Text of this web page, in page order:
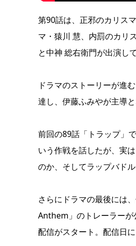
第90話は、正邪のカリス
マ・猿川 慧、内罰のカリ
と中神 総右衛門が出演して
ドラマのストーリーが進
達し、伊藤ふみやが主導
前回の89話「トラップ」
いう作戦を話したが、実
のか、そしてラップバド
さらにドラマの最後には
Anthem」のトレーラーが
配信がスタート。配信日